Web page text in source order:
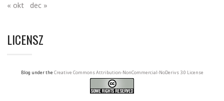
« okt dec »
LICENSZ
Blog under the Creative Commons Attribution-NonCommercial-NoDerivs 3.0 License